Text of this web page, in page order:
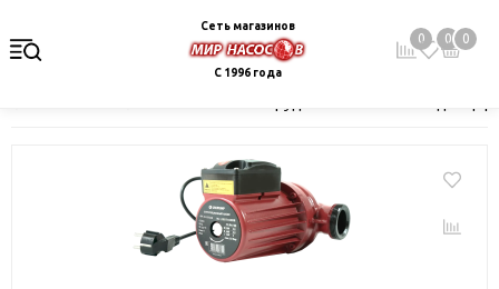
Сеть магазинов
С 1996 года
0 0 0